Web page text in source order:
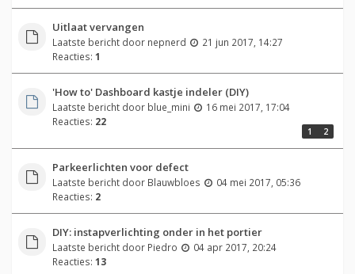
Uitlaat vervangen
Laatste bericht door nepnerd
21 jun 2017, 14:27
Reacties: 1
'How to' Dashboard kastje indeler (DIY)
Laatste bericht door blue_mini
16 mei 2017, 17:04
Reacties: 22
1 2
Parkeerlichten voor defect
Laatste bericht door Blauwbloes
04 mei 2017, 05:36
Reacties: 2
DIY: instapverlichting onder in het portier
Laatste bericht door Piedro
04 apr 2017, 20:24
Reacties: 13